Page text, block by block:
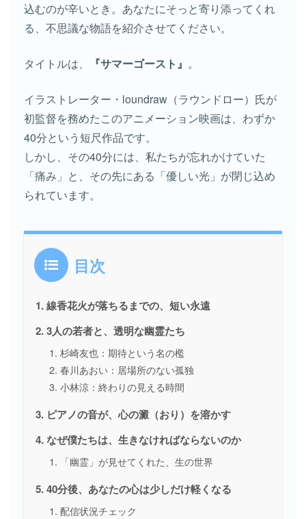
込むのが辛いとき。あなたにそっと寄り添ってくれ
る、不思議な物語を紹介させてください。
タイトルは、 『サマーゴースト』 。
イラストレーター・loundraw（ラウンドロー）氏が
初監督を務めたこのアニメーション映画は、わずか
40分という短尺作品です。
しかし、その40分には、私たちが忘れかけていた
「痛み」と、その先にある「優しい光」が閉じ込め
られています。
目次
線香花火が落ちるまでの、短い永遠
3人の若者と、透明な幽霊たち
杉崎友也：期待という名の檻
春川あおい：居場所のない孤独
小林涼：終わりの見える時間
ピアノの音が、心の澱（おり）を溶かす
なぜ僕たちは、生きなければならないのか
「幽霊」が見せてくれた、生の世界
40分後、あなたの心は少しだけ軽くなる
配信状況チェック